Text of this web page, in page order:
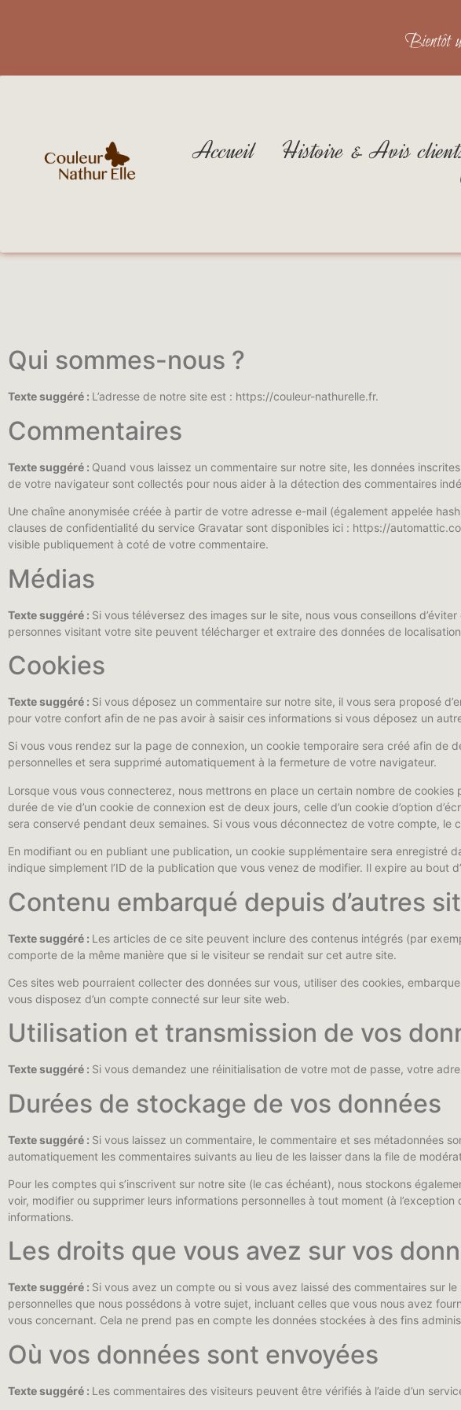
Bientôt
Accueil Histoire & Avis
Qui sommes-nous ?
Texte suggéré : L’adresse de notre site est : https://couleur-nathurelle.fr.
Commentaires
Texte suggéré : Quand vous laissez un commentaire sur notre site, les données
de votre navigateur sont collectés pour nous aider à la détection des commentaires
Une chaîne anonymisée créée à partir de votre adresse e-mail (également appelée
clauses de confidentialité du service Gravatar sont disponibles ici : https://
visible publiquement à coté de votre commentaire.
Médias
Texte suggéré : Si vous téléversez des images sur le site, nous vous conseillons
personnes visitant votre site peuvent télécharger et extraire des données de
Cookies
Texte suggéré : Si vous déposez un commentaire sur notre site, il vous sera proposé
pour votre confort afin de ne pas avoir à saisir ces informations si vous déposez un
Si vous vous rendez sur la page de connexion, un cookie temporaire sera créé afin
personnelles et sera supprimé automatiquement à la fermeture de votre navigateur.
Lorsque vous vous connecterez, nous mettrons en place un certain nombre de
durée de vie d’un cookie de connexion est de deux jours, celle d’un cookie d’option
sera conservé pendant deux semaines. Si vous vous déconnectez de votre compte, le
En modifiant ou en publiant une publication, un cookie supplémentaire sera enregistré
indique simplement l’ID de la publication que vous venez de modifier. Il expire au bout
Contenu embarqué depuis d’autres
Texte suggéré : Les articles de ce site peuvent inclure des contenus intégrés (par
comporte de la même manière que si le visiteur se rendait sur cet autre site.
Ces sites web pourraient collecter des données sur vous, utiliser des cookies,
vous disposez d’un compte connecté sur leur site web.
Utilisation et transmission de vos
Texte suggéré : Si vous demandez une réinitialisation de votre mot de passe, votre
Durées de stockage de vos données
Texte suggéré : Si vous laissez un commentaire, le commentaire et ses métadonnées
automatiquement les commentaires suivants au lieu de les laisser dans la file de
Pour les comptes qui s’inscrivent sur notre site (le cas échéant), nous stockons
voir, modifier ou supprimer leurs informations personnelles à tout moment (à
informations.
Les droits que vous avez sur vos
Texte suggéré : Si vous avez un compte ou si vous avez laissé des commentaires sur
personnelles que nous possédons à votre sujet, incluant celles que vous nous avez
vous concernant. Cela ne prend pas en compte les données stockées à des fins
Où vos données sont envoyées
Texte suggéré : Les commentaires des visiteurs peuvent être vérifiés à l’aide d’un